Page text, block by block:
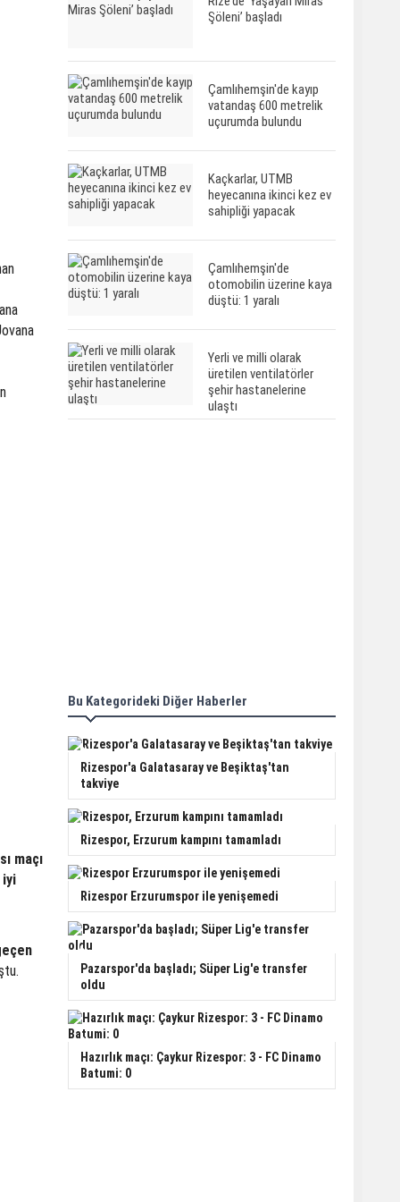
maçı
iyi
Şöleni’ başladı
Çamlıhemşin'de kayıp
vatandaş 600 metrelik
uçurumda bulundu
Kaçkarlar, UTMB
heyecanına ikinci kez ev
sahipliği yapacak
Çamlıhemşin'de
otomobilin üzerine kaya
düştü: 1 yaralı
Yerli ve milli olarak
üretilen ventilatörler
şehir hastanelerine
ulaştı
Bu Kategorideki Diğer Haberler
Rizespor'a Galatasaray ve Beşiktaş'tan
takviye
Rizespor, Erzurum kampını tamamladı
Rizespor Erzurumspor ile yenişemedi
Pazarspor'da başladı; Süper Lig'e transfer
oldu
Hazırlık maçı: Çaykur Rizespor: 3 - FC Dinamo
Batumi: 0